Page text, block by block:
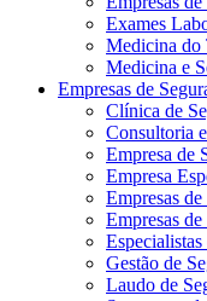
Exames
Medicina do
Medicina e
Empresas de
Clínica de
Consultoria
Empresa de
Empresa
Empresas
Empresas
Gestão de
Laudo de